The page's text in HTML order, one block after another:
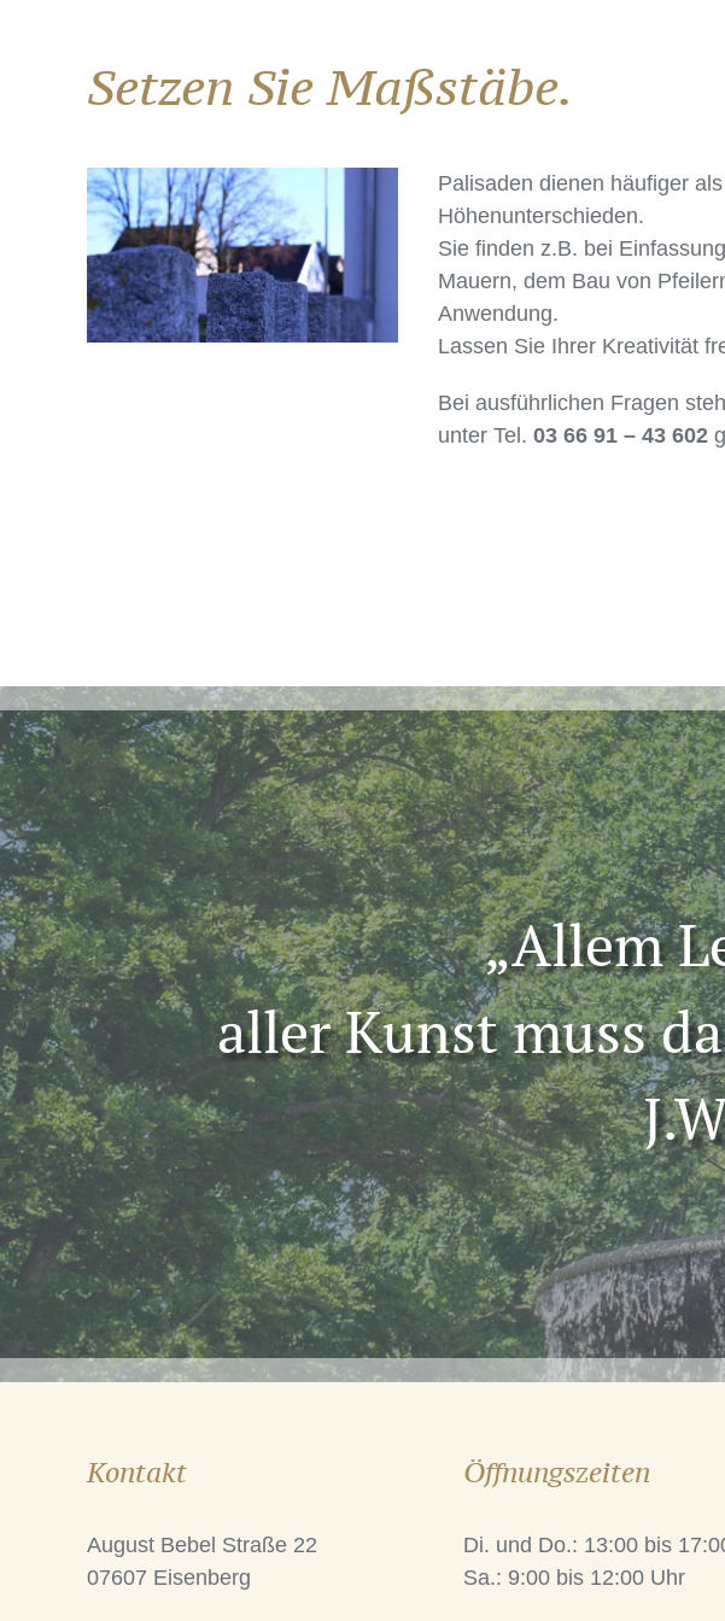
Setzen Sie Maßstäbe.
Palisaden dienen häufiger
Höhenunterschieden.
Sie finden z.B. bei
Mauern, dem Bau von
Anwendung.
Lassen Sie Ihrer Kreativität
Bei ausführlichen Fragen
unter Tel.03 66 91 – 43 602
„Allem
aller Kunst muss
Kontakt
August Bebel Straße 22
07607 Eisenberg
Öffnungszeiten
Di. und Do.: 13:00 bis
Sa.: 9:00 bis 12:00 Uhr